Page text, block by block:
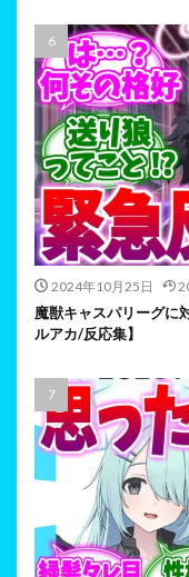
2024年10月25日
魔獣キャスパリーグに
ルアカ/反応集】